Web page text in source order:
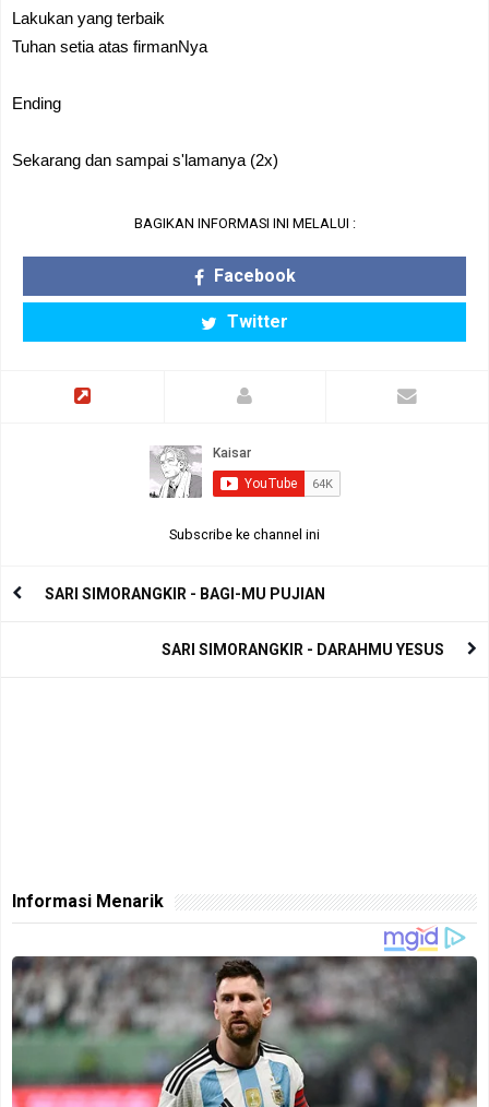
Lakukan yang terbaik
Tuhan setia atas firmanNya
Ending
Sekarang dan sampai s'lamanya (2x)
BAGIKAN INFORMASI INI MELALUI :
Facebook
Twitter
Subscribe ke channel ini
SARI SIMORANGKIR - BAGI-MU PUJIAN
SARI SIMORANGKIR - DARAHMU YESUS
Informasi Menarik